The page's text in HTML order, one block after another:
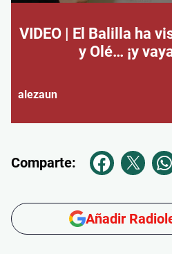
VIDEO | El Balilla ha
y Olé… ¡y
alezaun
Comparte:
Añadir